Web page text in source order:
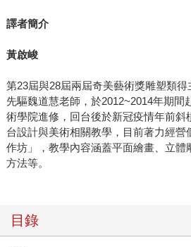
譯者簡介
黃啟峻
第23屆與28屆兩屆奇美藝術獎雕塑類
先驅魏道慧老師，於2012~2014年期間
術學院進修，回台後於新冠疫情年前斜
台設計與美術相關教學，目前著力經營
作坊」，教學內容涵蓋平面繪畫、立體
方法等。
目錄